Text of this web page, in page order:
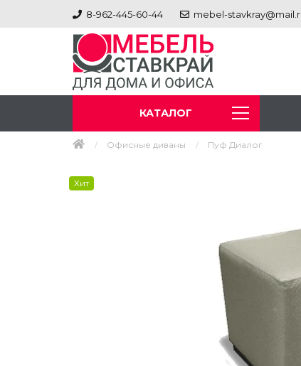
8-962-445-60-44 mebel-
КАТАЛОГ
Офисные диваны Пуф Диалог
Хит